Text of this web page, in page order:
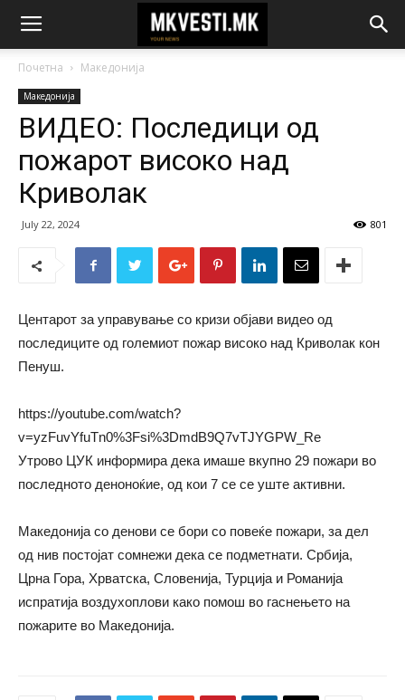
Почетна Македонија
Македонија
ВИДЕО: Последици од
пожарот високо над
Криволак
July 22, 2024 801
Центарот за управување со кризи објави видео од
последиците од големиот пожар високо над Криволак кон
Пенуш.
https://youtube.com/watch?
v=yzFuvYfuTn0%3Fsi%3DmdB9Q7vTJYGPW_Re
Утрово ЦУК информира дека имаше вкупно 29 пожари во
последното деноноќие, од кои 7 се се уште активни.
Македонија со денови се бори со повеќе пожари, за дел
од нив постојат сомнежи дека се подметнати. Србија,
Црна Гора, Хрватска, Словенија, Турција и Романија
испратија воздухоплови како помош во гаснењето на
пожарите во Македонија.